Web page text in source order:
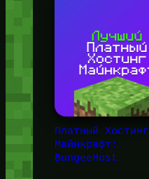
Платный Хостинг
Майнкрафт:
BungeeHost